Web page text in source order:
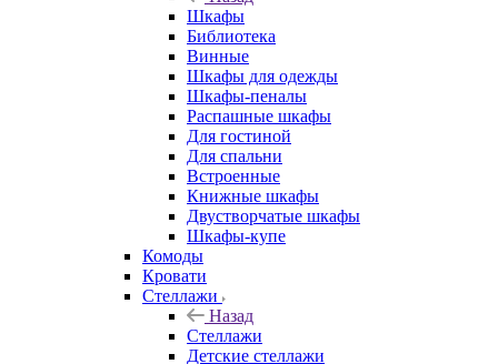
Шкафы
Библиотека
Винные
Шкафы для одежды
Шкафы-пеналы
Распашные шкафы
Для гостиной
Для спальни
Встроенные
Книжные шкафы
Двустворчатые шкафы
Шкафы-купе
Комоды
Кровати
Стеллажи
Назад
Стеллажи
Детские стеллажи